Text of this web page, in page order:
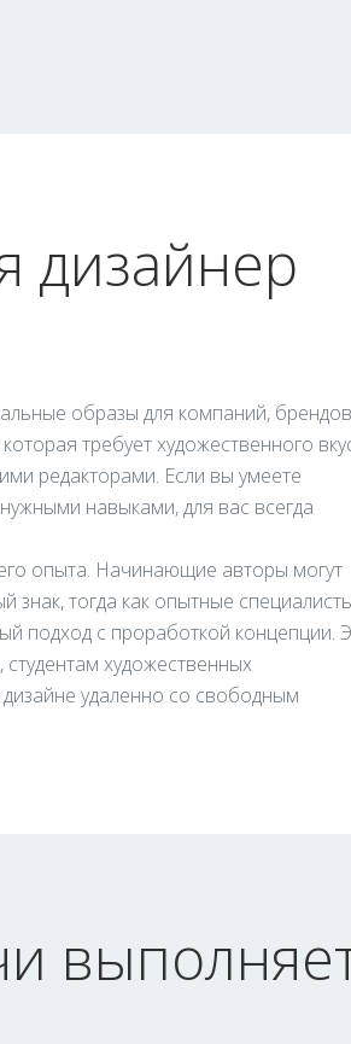
дизайнер
образы для компаний,
требует художественного
редакторами. Если вы умеете
навыками, для вас всегда
опыта. Начинающие авторы могут
знак, тогда как опытные
подход с проработкой концепции.
художественных
удаленно со свободным